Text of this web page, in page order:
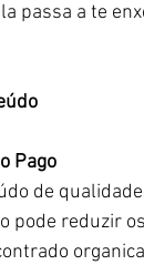
passa a te
Pago
de
pode reduzir